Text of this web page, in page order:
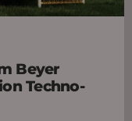
Beyer
Techno-